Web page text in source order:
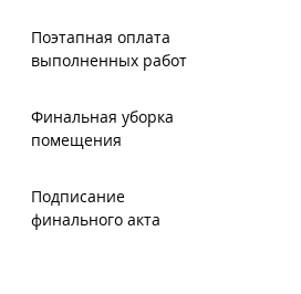
Поэтапная оплата
выполненных работ
Финальная уборка
помещения
Подписание
финального акта